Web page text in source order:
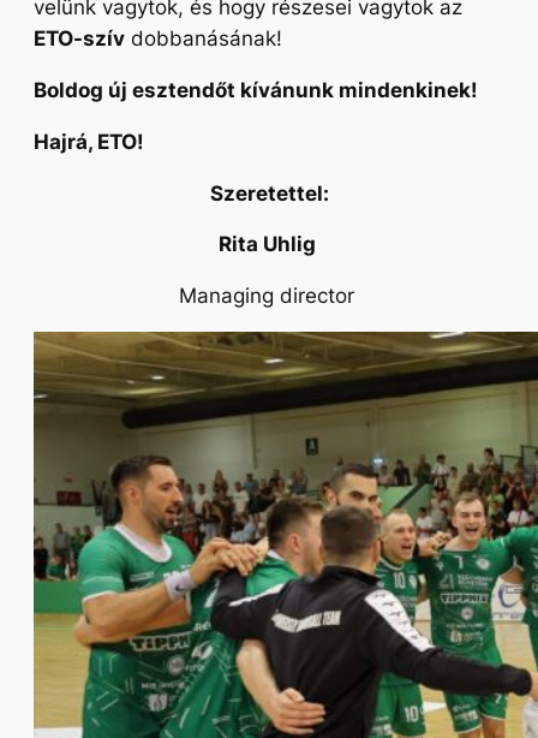
velünk vagytok, és hogy részesei vagytok az
ETO-szív dobbanásának!
Boldog új esztendőt kívánunk mindenkinek!
Hajrá, ETO!
Szeretettel:
Rita Uhlig
Managing director